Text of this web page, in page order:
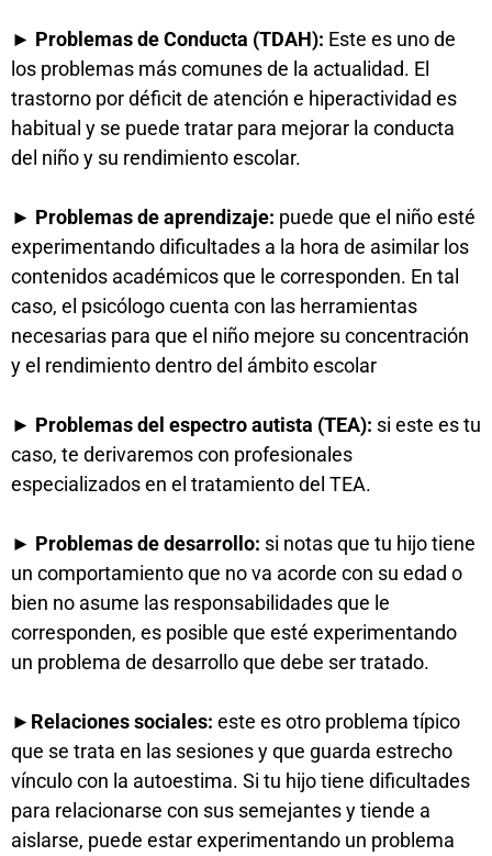
► Problemas de Conducta (TDAH): Este es uno de
los problemas más comunes de la actualidad. El
trastorno por déficit de atención e hiperactividad es
habitual y se puede tratar para mejorar la conducta
del niño y su rendimiento escolar.
► Problemas de aprendizaje: puede que el niño esté
experimentando dificultades a la hora de asimilar los
contenidos académicos que le corresponden. En tal
caso, el psicólogo cuenta con las herramientas
necesarias para que el niño mejore su concentración
y el rendimiento dentro del ámbito escolar
► Problemas del espectro autista (TEA): si este es tu
caso, te derivaremos con profesionales
especializados en el tratamiento del TEA.
► Problemas de desarrollo: si notas que tu hijo tiene
un comportamiento que no va acorde con su edad o
bien no asume las responsabilidades que le
corresponden, es posible que esté experimentando
un problema de desarrollo que debe ser tratado.
►Relaciones sociales: este es otro problema típico
que se trata en las sesiones y que guarda estrecho
vínculo con la autoestima. Si tu hijo tiene dificultades
para relacionarse con sus semejantes y tiende a
aislarse, puede estar experimentando un problema